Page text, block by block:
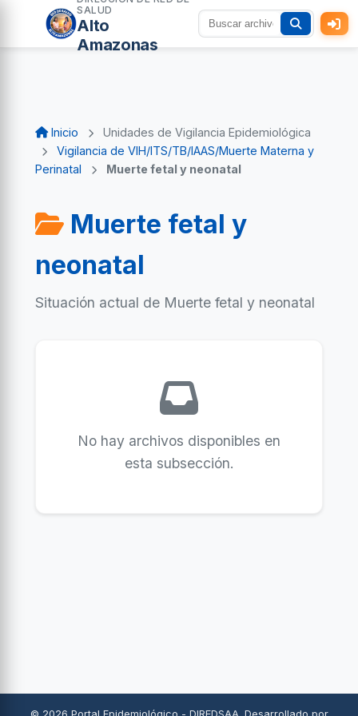
SALUD
Alto
Amazonas
Inicio
Unidades de Vigilancia Epidemiológica
Vigilancia de VIH/ITS/TB/IAAS/Muerte Materna y
Perinatal
Muerte fetal y neonatal
Muerte fetal y
neonatal
Situación actual de Muerte fetal y neonatal
No hay archivos disponibles en
esta subsección.